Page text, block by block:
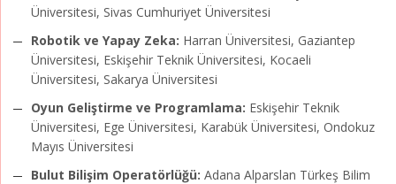
Üniversitesi, Sivas Cumhuriyet Üniversitesi
Robotik ve Yapay Zeka: Harran Üniversitesi, Gaziantep
Üniversitesi, Eskişehir Teknik Üniversitesi, Kocaeli
Üniversitesi, Sakarya Üniversitesi
Oyun Geliştirme ve Programlama: Eskişehir Teknik
Üniversitesi, Ege Üniversitesi, Karabük Üniversitesi, Ondokuz
Mayıs Üniversitesi
Bulut Bilişim Operatörlüğü: Adana Alparslan Türkeş Bilim